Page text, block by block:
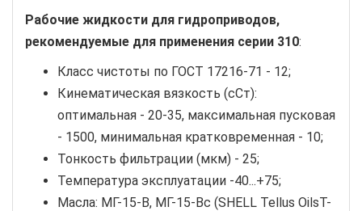
Рабочие жидкости для гидроприводов,
рекомендуемые для применения серии 310:
Класс чистоты по ГОСТ 17216-71 - 12;
Кинематическая вязкость (сСт):
оптимальная - 20-35, максимальная пусковая
- 1500, минимальная кратковременная - 10;
Тонкость фильтрации (мкм) - 25;
Температура эксплуатации -40...+75;
Масла: МГ-15-В, МГ-15-Вс (SHELL Tellus OilsT-